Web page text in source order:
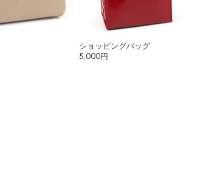
ショッピングバッグ
5,000円